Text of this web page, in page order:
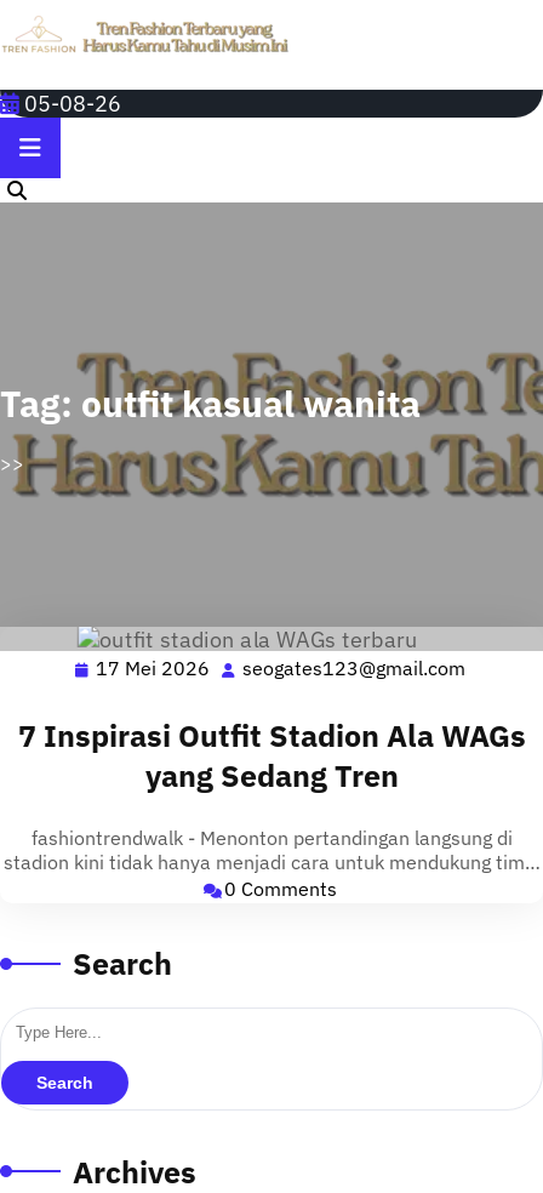
to
content
05-08-26
Tag: outfit kasual wanita
>>
17 Mei 2026 17
2026
seogates123@gmail.com
7 Inspirasi Outfit Stadion Ala WAGs
yang Sedang Tren
fashiontrendwalk - Menonton pertandingan langsung di
stadion kini tidak hanya menjadi cara untuk mendukung tim…
0 Comments
Search
Archives